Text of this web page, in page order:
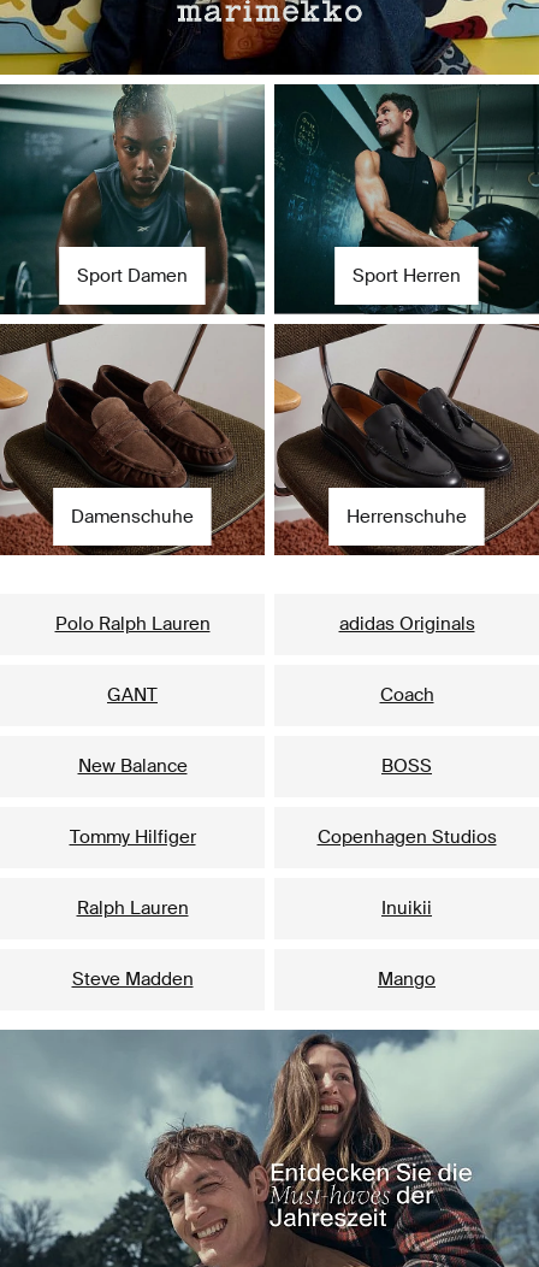
Sport Damen Sport Herren
Damenschuhe Herrenschuhe
Polo Ralph Lauren adidas Originals
GANT Coach
New Balance BOSS
Tommy Hilfiger Copenhagen Studios
Ralph Lauren Inuikii
Steve Madden Mango